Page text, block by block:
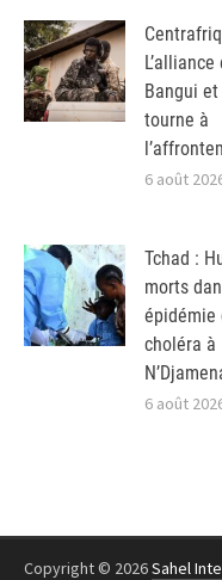
Bangui et
tourne à
6 août
Tchad :
morts
épidémie
choléra à
6 août
Copyright © 2026Sahel